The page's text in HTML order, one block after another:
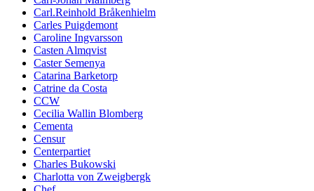
Carl.Reinhold Bråkenhielm
Carles Puigdemont
Caroline Ingvarsson
Casten Almqvist
Caster Semenya
Catarina Barketorp
Catrine da Costa
CCW
Cecilia Wallin Blomberg
Cementa
Censur
Centerpartiet
Charles Bukowski
Charlotta von Zweigbergk